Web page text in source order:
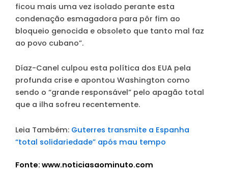
ficou mais uma vez isolado perante esta
condenação esmagadora para pôr fim ao
bloqueio genocida e obsoleto que tanto mal faz
ao povo cubano”.
Díaz-Canel culpou esta política dos EUA pela
profunda crise e apontou Washington como
sendo o “grande responsável” pelo apagão total
que a ilha sofreu recentemente.
Leia Também: Guterres transmite a Espanha
“total solidariedade” após mau tempo
Fonte: www.noticiasaominuto.com